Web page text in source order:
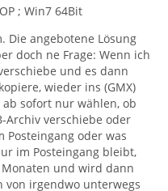
; Win7 64Bit
Die angebotene Lösung
doch ne Frage: Wenn ich
und es dann
wieder ins (GMX)
sofort nur wählen, ob
Archiv verschiebe oder
Posteingang oder was
im Posteingang bleibt,
und wird dann
von irgendwo unterwegs